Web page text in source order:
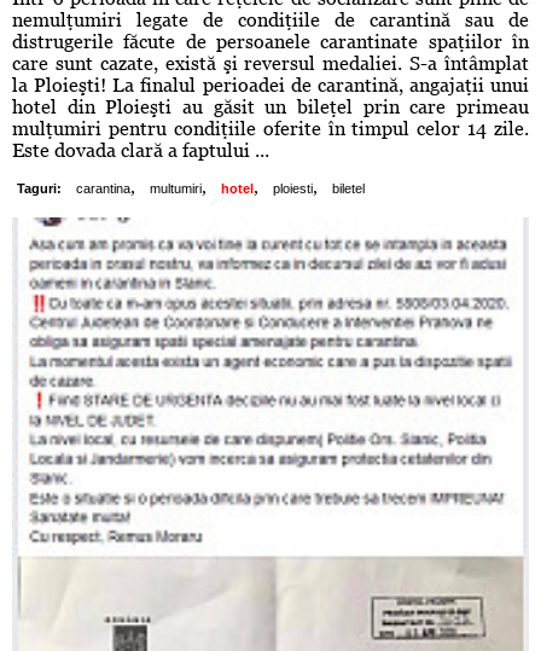
nemulţumiri legate de condiţiile de carantină sau de
distrugerile făcute de persoanele carantinate spaţiilor în
care sunt cazate, există şi reversul medaliei. S-a întâmplat
la Ploieşti! La finalul perioadei de carantină, angajaţii unui
hotel din Ploieşti au găsit un bileţel prin care primeau
mulţumiri pentru condiţiile oferite în timpul celor 14 zile.
Este dovada clară a faptului ...
Taguri: carantina, multumiri, hotel , ploiesti, biletel